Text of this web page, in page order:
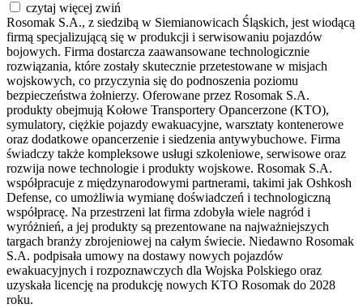
czytaj więcej zwiń
Rosomak S.A., z siedzibą w Siemianowicach Śląskich, jest wiodącą
firmą specjalizującą się w produkcji i serwisowaniu pojazdów
bojowych. Firma dostarcza zaawansowane technologicznie
rozwiązania, które zostały skutecznie przetestowane w misjach
wojskowych, co przyczynia się do podnoszenia poziomu
bezpieczeństwa żołnierzy. Oferowane przez Rosomak S.A.
produkty obejmują Kołowe Transportery Opancerzone (KTO),
symulatory, ciężkie pojazdy ewakuacyjne, warsztaty kontenerowe
oraz dodatkowe opancerzenie i siedzenia antywybuchowe. Firma
świadczy także kompleksowe usługi szkoleniowe, serwisowe oraz
rozwija nowe technologie i produkty wojskowe. Rosomak S.A.
współpracuje z międzynarodowymi partnerami, takimi jak Oshkosh
Defense, co umożliwia wymianę doświadczeń i technologiczną
współpracę. Na przestrzeni lat firma zdobyła wiele nagród i
wyróżnień, a jej produkty są prezentowane na najważniejszych
targach branży zbrojeniowej na całym świecie. Niedawno Rosomak
S.A. podpisała umowy na dostawy nowych pojazdów
ewakuacyjnych i rozpoznawczych dla Wojska Polskiego oraz
uzyskała licencję na produkcję nowych KTO Rosomak do 2028
roku.